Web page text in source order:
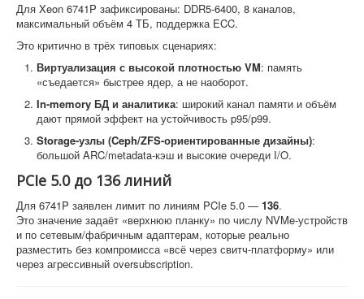
Для Xeon 6741P зафиксированы: DDR5-6400, 8 каналов,
максимальный объём 4 ТБ, поддержка ECC.
Это критично в трёх типовых сценариях:
Виртуализация с высокой плотностью VM: память
«съедается» быстрее ядер, а не наоборот.
In-memory БД и аналитика: широкий канал памяти и объём
дают прямой эффект на устойчивость p95/p99.
Storage-узлы (Ceph/ZFS-ориентированные дизайны):
большой ARC/metadata-кэш и высокие очереди I/O.
PCIe 5.0 до 136 линий
Для 6741P заявлен лимит по линиям PCIe 5.0 — 136.
Это значение задаёт «верхнюю планку» по числу NVMe-устройств
и по сетевым/фабричным адаптерам, которые реально
разместить без компромисса «всё через свитч-платформу» или
через агрессивный oversubscription.